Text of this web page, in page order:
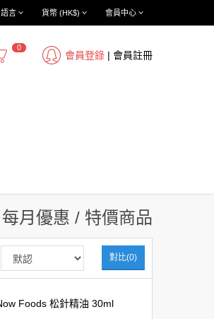
會員中心
貨幣 (HK$)
語言
會員登錄 | 會員註冊
0
每月優惠 / 特價商品
對比(0)